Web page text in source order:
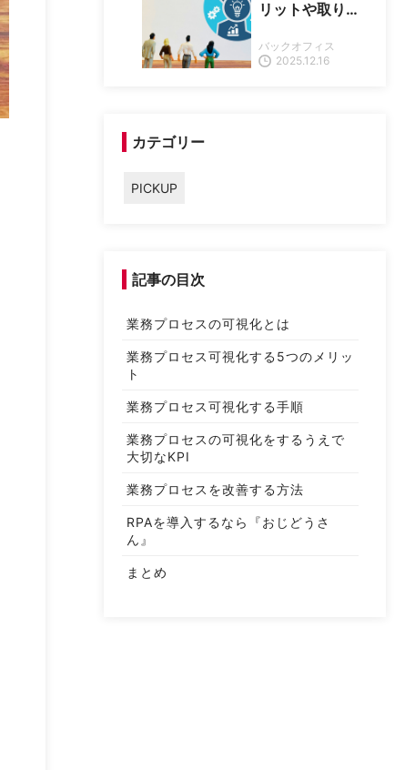
リットや取り組
コツを解説
2025.12.16
バックオフィス
カテゴリー
PICKUP
記事の目次
業務プロセスの可視化とは
業務プロセス可視化する5つのメリッ
ト
業務プロセス可視化する手順
業務プロセスの可視化をするうえで
大切なKPI
業務プロセスを改善する方法
RPAを導入するなら『おじどうさ
ん』
まとめ